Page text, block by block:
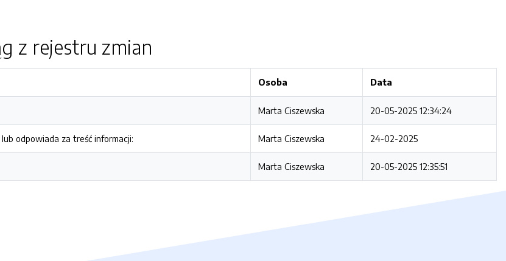
z rejestru zmian
Osoba Data
Marta Ciszewska 20-05-2025 12:34:24
odpowiada za treść informacji: Marta Ciszewska 24-02-2025
Marta Ciszewska 20-05-2025 12:35:51